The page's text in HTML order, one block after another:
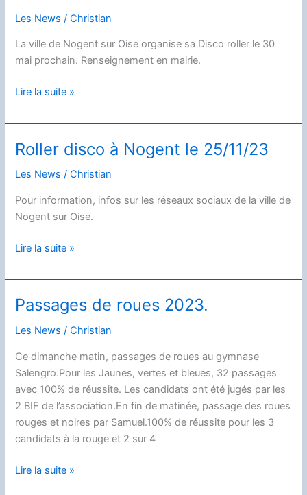
Les News /Christian
La ville de Nogent sur Oise organise sa Disco roller le 30
mai prochain. Renseignement en mairie.
Disco
Lire la suite »
Roller disco à Nogent le 25/11/23
Les News /Christian
Pour information, infos sur les réseaux sociaux de la ville de
Nogent sur Oise.
Roller
à
Nogent
le
25/11/23
Lire la suite »
Passages de roues 2023.
Les News /Christian
Ce dimanche matin, passages de roues au gymnase
Salengro.Pour les Jaunes, vertes et bleues, 32 passages
avec 100% de réussite. Les candidats ont été jugés par les
2 BIF de l’association.En fin de matinée, passage des roues
rouges et noires par Samuel.100% de réussite pour les 3
candidats à la rouge et 2 sur 4
Passages
Lire la suite »